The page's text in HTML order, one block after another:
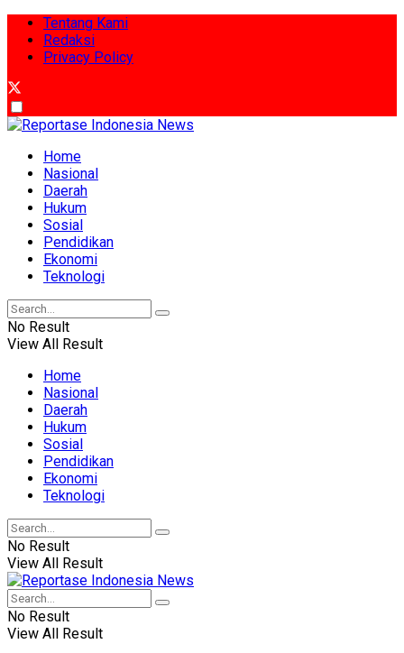
Tentang Kami
Redaksi
Privacy Policy
Home
Nasional
Daerah
Hukum
Sosial
Pendidikan
Ekonomi
Teknologi
No Result
View All Result
Home
Nasional
Daerah
Hukum
Sosial
Pendidikan
Ekonomi
Teknologi
No Result
View All Result
No Result
View All Result